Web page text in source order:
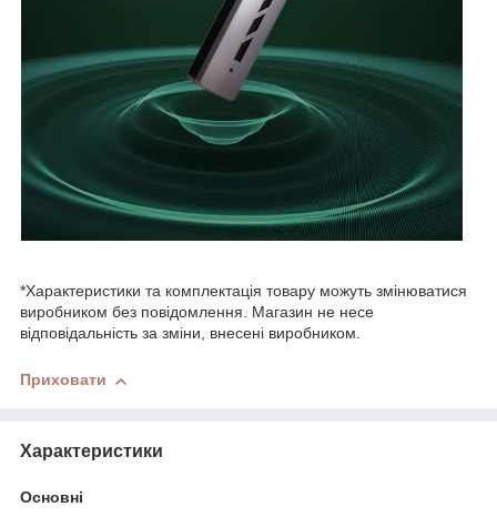
*Характеристики та комплектація товару можуть змінюватися
виробником без повідомлення. Магазин не несе
відповідальність за зміни, внесені виробником.
Приховати
Характеристики
Основні